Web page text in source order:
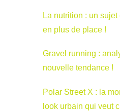
La nutrition : un
en plus de place !
Gravel running :
nouvelle tendance !
Polar Street X : la
look urbain qui veut